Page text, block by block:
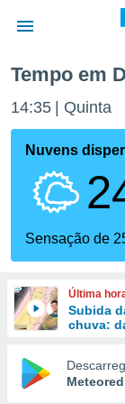
da
foi
fornecidas
a este
das
e
forma
digital
Tempo em
14:35 Quinta
Nuvens
Sensação de
Última
Subida
chuva: